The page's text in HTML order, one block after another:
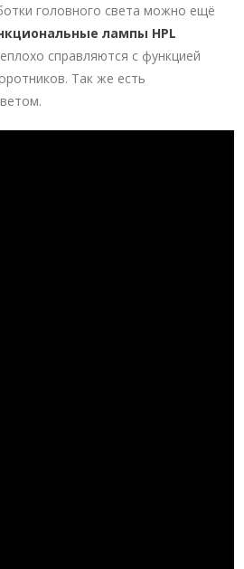
головного света можно ещё
лампы HPL
справляются с функцией
Так же есть